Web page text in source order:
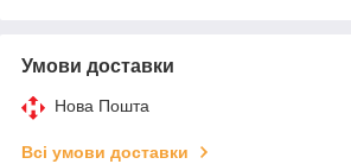
Умови доставки
Нова Пошта
Всі умови доставки